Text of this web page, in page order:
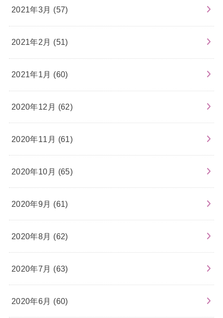
2021年3月 (57)
2021年2月 (51)
2021年1月 (60)
2020年12月 (62)
2020年11月 (61)
2020年10月 (65)
2020年9月 (61)
2020年8月 (62)
2020年7月 (63)
2020年6月 (60)